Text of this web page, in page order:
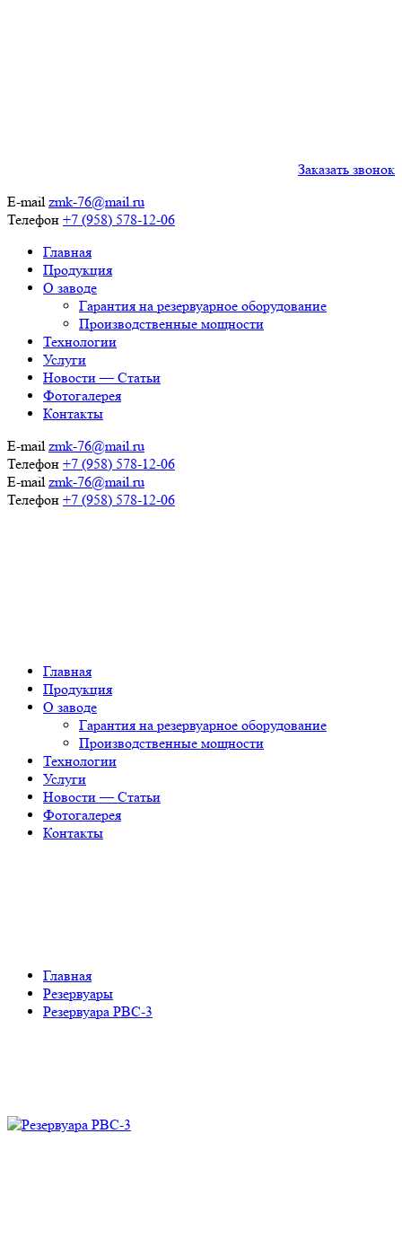
Заказать звонок
E-mail zmk-76@mail.ru
Телефон +7 (958) 578-12-06
Главная
Продукция
О заводе
Гарантия на резервуарное оборудование
Производственные мощности
Технологии
Услуги
Новости — Статьи
Фотогалерея
Контакты
E-mail zmk-76@mail.ru
Телефон +7 (958) 578-12-06
E-mail zmk-76@mail.ru
Телефон +7 (958) 578-12-06
Главная
Продукция
О заводе
Гарантия на резервуарное оборудование
Производственные мощности
Технологии
Услуги
Новости — Статьи
Фотогалерея
Контакты
Главная
Резервуары
Резервуара РВС-3